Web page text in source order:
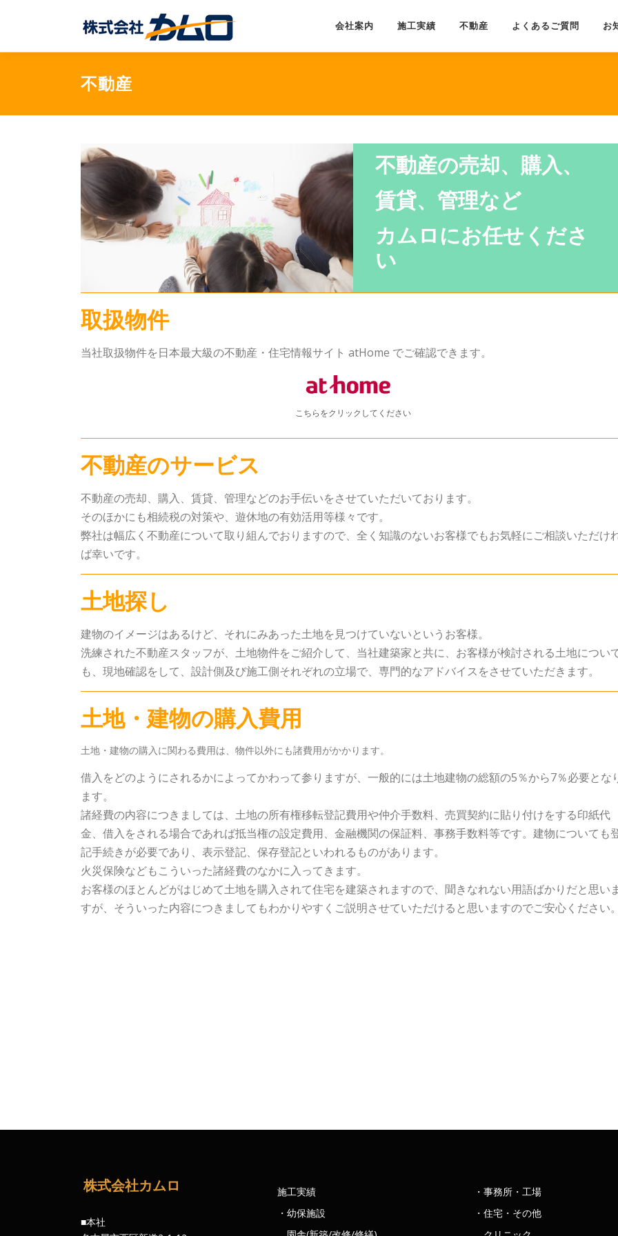
ン
キ
会社案内 施工実績 不動産 よくあるご質問 お
不動産
不動産の売却、購入、
賃貸、管理など
カムロにお任せくださ
い
取扱物件
当社取扱物件を日本最大級の不動産・住宅情報サイト atHome でご確認できます。
こちらをクリックしてください
不動産のサービス
不動産の売却、購入、賃貸、管理などのお手伝いをさせていただいております。
そのほかにも相続税の対策や、遊休地の有効活用等様々です。
弊社は幅広く不動産について取り組んでおりますので、全く知識のないお客様でもお気軽にご相談いただけ
ば幸いです。
土地探し
建物のイメージはあるけど、それにみあった土地を見つけていないというお客様。
洗練された不動産スタッフが、土地物件をご紹介して、当社建築家と共に、お客様が検討される土地につい
も、現地確認をして、設計側及び施工側それぞれの立場で、専門的なアドバイスをさせていただきます。
土地・建物の購入費用
土地・建物の購入に関わる費用は、物件以外にも諸費用がかかります。
借入をどのようにされるかによってかわって参りますが、一般的には土地建物の総額の5％から7％必要とな
ます。
諸経費の内容につきましては、土地の所有権移転登記費用や仲介手数料、売買契約に貼り付けをする印紙代
金、借入をされる場合であれば抵当権の設定費用、金融機関の保証料、事務手数料等です。建物についても
記手続きが必要であり、表示登記、保存登記といわれるものがあります。
火災保険などもこういった諸経費のなかに入ってきます。
お客様のほとんどがはじめて土地を購入されて住宅を建築されますので、聞きなれない用語ばかりだと思い
すが、そういった内容につきましてもわかりやすくご説明させていただけると思いますのでご安心ください
株式会社カムロ
■本社
施工実績
・幼保施設
・事務所・工場
・住宅・その他